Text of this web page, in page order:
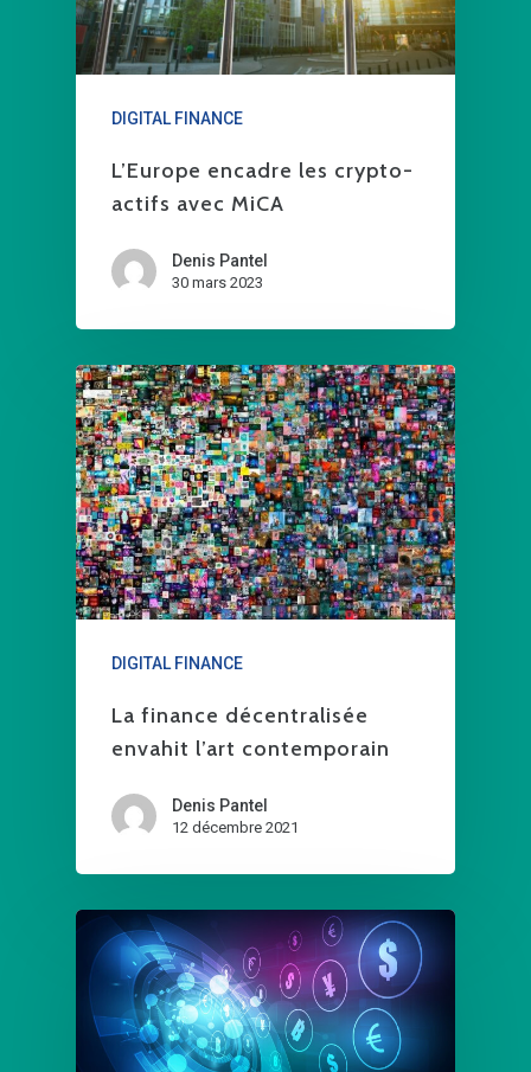
DIGITAL FINANCE
L’Europe encadre les crypto-
actifs avec MiCA
Denis Pantel
30 mars 2023
DIGITAL FINANCE
La finance décentralisée
envahit l’art contemporain
Denis Pantel
12 décembre 2021